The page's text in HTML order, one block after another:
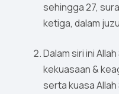
sehingga 27,
ketiga, dalam
Dalam siri ini
kekuasaan &
serta kuasa